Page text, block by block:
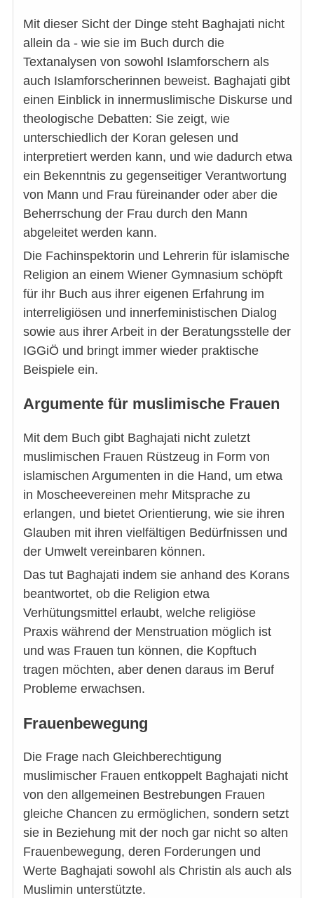
Mit dieser Sicht der Dinge steht Baghajati nicht
allein da - wie sie im Buch durch die
Textanalysen von sowohl Islamforschern als
auch Islamforscherinnen beweist. Baghajati gibt
einen Einblick in innermuslimische Diskurse und
theologische Debatten: Sie zeigt, wie
unterschiedlich der Koran gelesen und
interpretiert werden kann, und wie dadurch etwa
ein Bekenntnis zu gegenseitiger Verantwortung
von Mann und Frau füreinander oder aber die
Beherrschung der Frau durch den Mann
abgeleitet werden kann.
Die Fachinspektorin und Lehrerin für islamische
Religion an einem Wiener Gymnasium schöpft
für ihr Buch aus ihrer eigenen Erfahrung im
interreligiösen und innerfeministischen Dialog
sowie aus ihrer Arbeit in der Beratungsstelle der
IGGiÖ und bringt immer wieder praktische
Beispiele ein.
Argumente für muslimische Frauen
Mit dem Buch gibt Baghajati nicht zuletzt
muslimischen Frauen Rüstzeug in Form von
islamischen Argumenten in die Hand, um etwa
in Moscheevereinen mehr Mitsprache zu
erlangen, und bietet Orientierung, wie sie ihren
Glauben mit ihren vielfältigen Bedürfnissen und
der Umwelt vereinbaren können.
Das tut Baghajati indem sie anhand des Korans
beantwortet, ob die Religion etwa
Verhütungsmittel erlaubt, welche religiöse
Praxis während der Menstruation möglich ist
und was Frauen tun können, die Kopftuch
tragen möchten, aber denen daraus im Beruf
Probleme erwachsen.
Frauenbewegung
Die Frage nach Gleichberechtigung
muslimischer Frauen entkoppelt Baghajati nicht
von den allgemeinen Bestrebungen Frauen
gleiche Chancen zu ermöglichen, sondern setzt
sie in Beziehung mit der noch gar nicht so alten
Frauenbewegung, deren Forderungen und
Werte Baghajati sowohl als Christin als auch als
Muslimin unterstützte.